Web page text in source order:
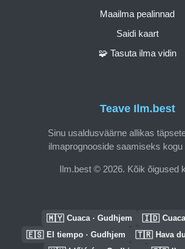
Teave Ilm.best
Sinu usaldusväärne allikas
ilmaprognooside saamiseks kogu
Ilm.best © 2026. Kõik õigused
Maailma pealinnad
Saidi kaart
🧩 Tasuta ilma vidin
🇲🇾 Cuaca · Gudhjem 🇮🇩
🇪🇸 El tiempo · Gudhjem 🇹🇷 Hava